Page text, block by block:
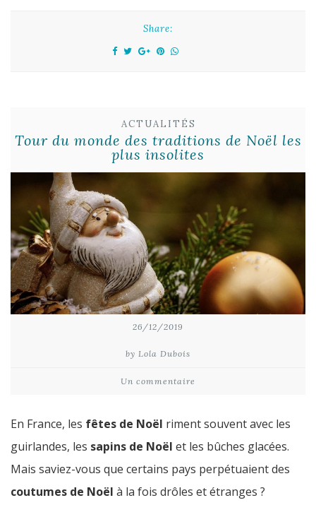
Share:
ACTUALITÉS
Tour du monde des traditions de Noël les
plus insolites
26/12/2019
by Lola Dubois
Un commentaire
En France, les fêtes de Noël riment souvent avec les
guirlandes, les sapins de Noël et les bûches glacées.
Mais saviez-vous que certains pays perpétuaient des
coutumes de Noël à la fois drôles et étranges ?